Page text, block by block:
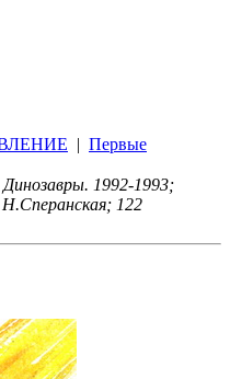
| Первые
1992-1993;
122